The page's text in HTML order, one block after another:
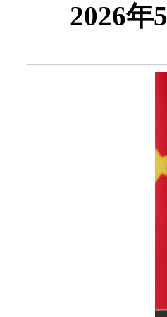
2026年